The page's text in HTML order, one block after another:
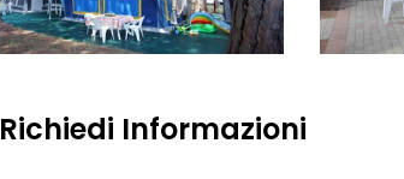
Richiedi Informazioni